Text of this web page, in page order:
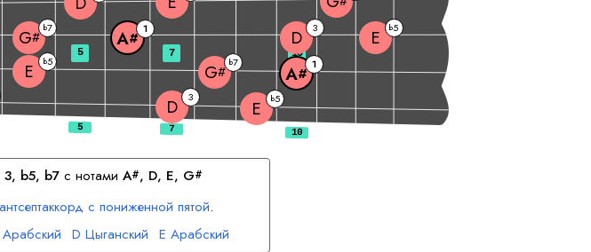
D 3 E b5
E b5 G#
b7
A# 1
G#
b7 A# 1 D 3 E b5
5 7 10
3, b5, b7 с нотамиA#, D, E, G#
с пониженной пятой.
Арабский D Цыганский E Арабский